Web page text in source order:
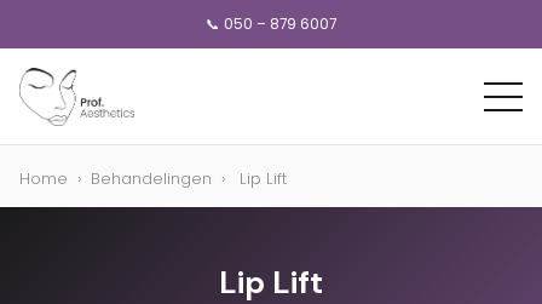
📞 050 – 879 6007
Home › Behandelingen › Lip Lift
Lip Lift